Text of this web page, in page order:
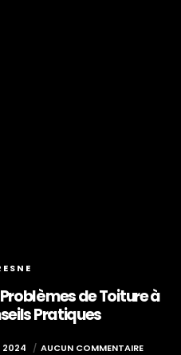
de Toiture à
Pratiques
2024 AUCUN COMMENTAIRE